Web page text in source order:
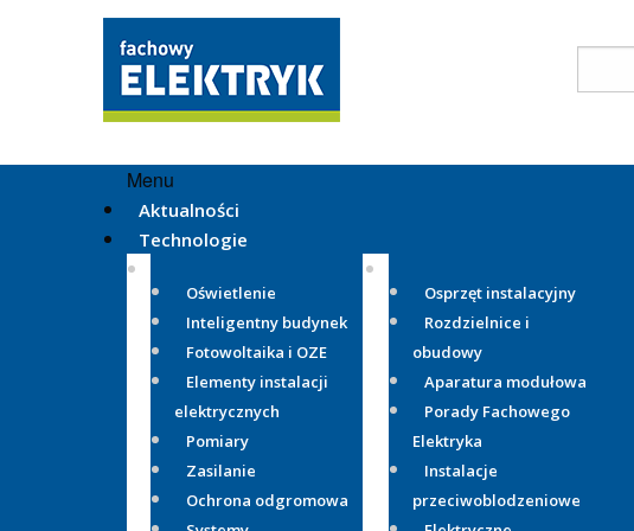
Menu
Aktualności
Technologie
Oświetlenie
Inteligentny budynek
Fotowoltaika i OZE
Elementy instalacji
elektrycznych
Pomiary
Zasilanie
Ochrona odgromowa
Osprzęt instalacyjny
Rozdzielnice i
obudowy
Aparatura modułowa
Porady Fachowego
Elektryka
Instalacje
przeciwoblodzeniowe